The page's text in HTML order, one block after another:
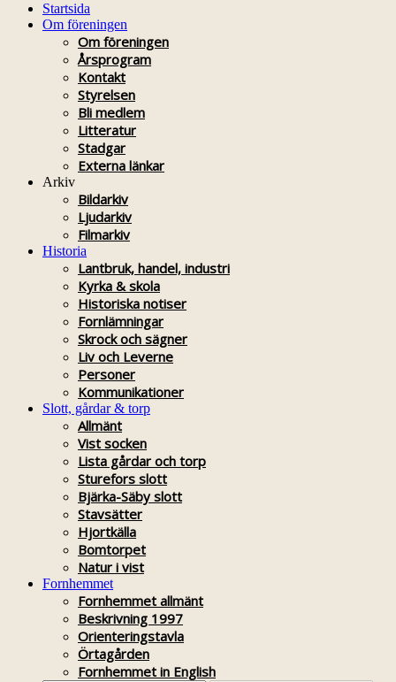
Startsida
Om föreningen
Om föreningen
Årsprogram
Kontakt
Styrelsen
Bli medlem
Litteratur
Stadgar
Externa länkar
Arkiv
Bildarkiv
Ljudarkiv
Filmarkiv
Historia
Lantbruk, handel, industri
Kyrka & skola
Historiska notiser
Fornlämningar
Skrock och sägner
Liv och Leverne
Personer
Kommunikationer
Slott, gårdar & torp
Allmänt
Vist socken
Lista gårdar och torp
Sturefors slott
Bjärka-Säby slott
Stavsätter
Hjortkälla
Bomtorpet
Natur i vist
Fornhemmet
Fornhemmet allmänt
Beskrivning 1997
Orienteringstavla
Örtagården
Fornhemmet in English